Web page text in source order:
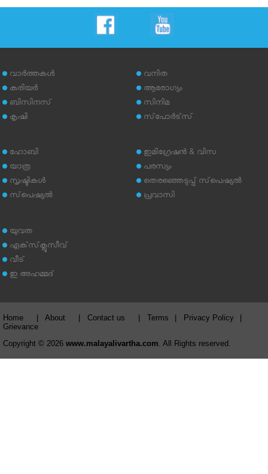
വാര്‍ത്തകള്‍
കരിയര്‍
ബിസിനസ്
കൃഷി
വനിത
ആരോഗ്യം
സിനിമ
സ്‌പോര്‍ട്‌സ്
ഹോബി
യാത്ര
സൃഷ്ടികള്‍
സ്‌പെഷ്യല്‍
ഇമിഗ്രേഷന്‍ & വിസ
പരസ്യം
തെരഞ്ഞെടുപ്പ് സ്‌പെഷ്യല്‍
പ്രവാസി
യുവത
എക്‌സ്‌ക്ലൂസീവ്
വീട്
ഇ അഹമ്മദ്‌
Home About Contact us Terms Privacy Policy
Grievance
Copyright © 2026 www.malayalivartha.com . All Rights reserved.